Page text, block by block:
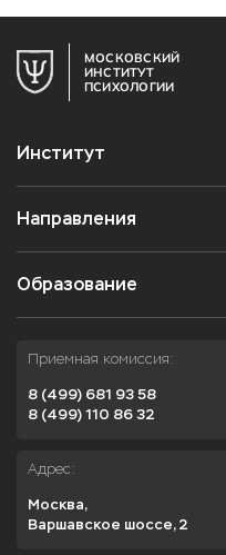
МОСКОВСКИЙ
ИНСТИТУТ
ПСИХОЛОГИИ
Институт
Направления
Образование
Приемная комиссия:
8 (499) 681 93 58
8 (499) 110 86 32
Адрес:
Москва,
Варшавское шоссе, 2